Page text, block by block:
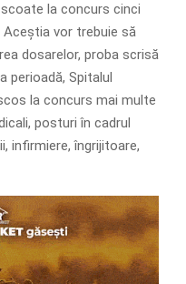
la concurs cinci
vor trebuie să
dosarelor, proba scrisă
perioadă, Spitalul
la concurs mai multe
posturi în cadrul
infirmiere, îngrijitoare,